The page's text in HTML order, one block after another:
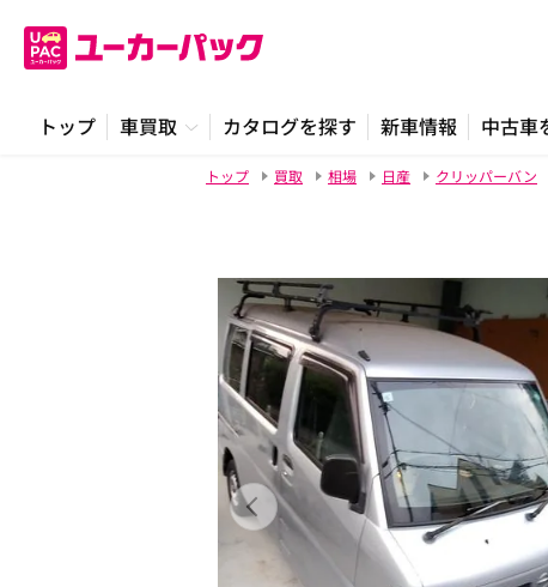
トップ 車買取 カタログを探す 新車情報 中古車
トップ 買取 相場 日産 クリッパーバン